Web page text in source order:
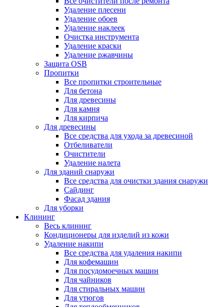
Удаление плесени
Удаление обоев
Удаление наклеек
Очистка инструмента
Удаление краски
Удаление ржавчины
Защита OSB
Пропитки
Все пропитки строительные
Для бетона
Для древесины
Для камня
Для кирпича
Для древесины
Все средства для ухода за древесиной
Отбеливатели
Очистители
Удаление налета
Для зданий снаружи
Все средства для очистки здания снаружи
Сайдинг
Фасад здания
Для уборки
Клининг
Весь клининг
Кондиционеры для изделий из кожи
Удаление накипи
Все средства для удаления накипи
Для кофемашин
Для посудомоечных машин
Для чайников
Для стиральных машин
Для утюгов